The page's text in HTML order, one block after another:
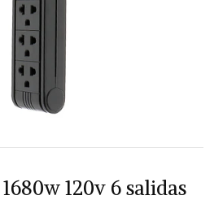
120v 6 salidas